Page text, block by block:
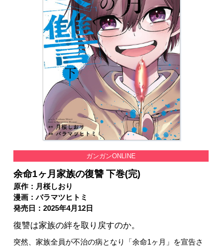
会社情報 採用情報
スクウェア・エニックス サイト内検索
ガンガンONLINE
余命1ヶ月家族の復讐 下巻(完)
原作：月桜しおり
漫画：バラマツヒトミ
発売日：2025年4月12日
復讐は家族の絆を取り戻すのか。
突然、家族全員が不治の病となり「余命1ヶ月」を宣告さ